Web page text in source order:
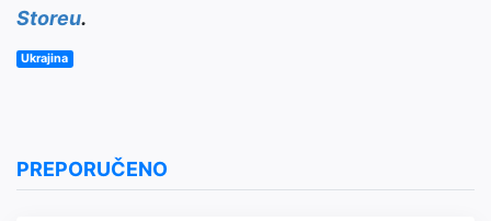
Storeu.
Ukrajina
PREPORUČENO